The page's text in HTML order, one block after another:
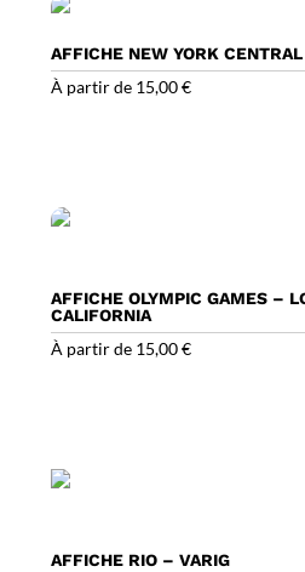
AFFICHE NEW YORK
À partir de 15,00€
AFFICHE OLYMPIC GAMES –
CALIFORNIA
À partir de 15,00€
AFFICHE RIO – VARIG